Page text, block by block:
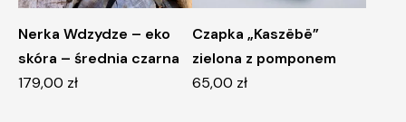
Nerka Wdzydze – eko
skóra – średnia czarna
179,00 zł
Czapka „Kaszëbë”
zielona z pomponem
65,00 zł